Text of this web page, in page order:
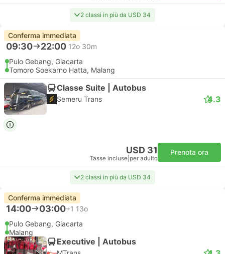
2 classi in più da USD 34
Conferma immediata
09:30 22:00 12o 30m
Pulo Gebang, Giacarta
Tomoro Soekarno Hatta, Malang
Classe Suite | Autobus
Semeru Trans 4.3
USD 31
Tasse incluse per adulto
Prenota ora
2 classi in più da USD 34
Conferma immediata
14:00 03:00+1 13o
Pulo Gebang, Giacarta
Malang
Executive | Autobus